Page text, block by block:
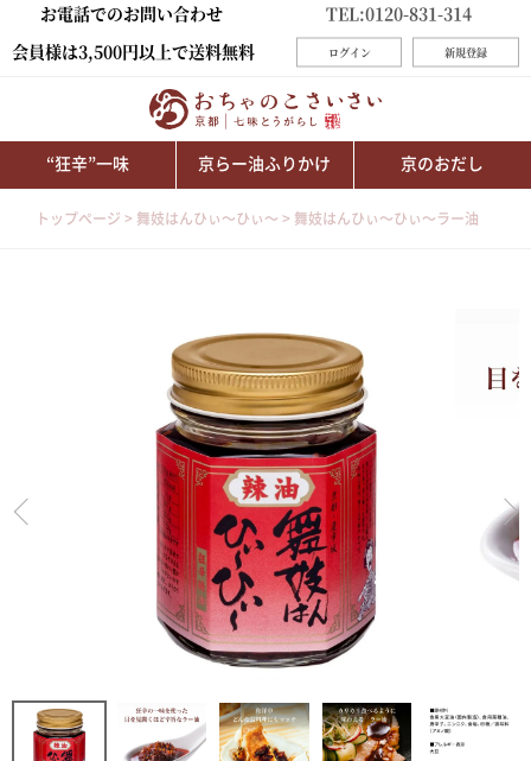
お電話でのお問い合わせ
TEL:0120-831-314
会員様は3,500円以上で送料無料
ログイン 新規登録
“狂辛”一味 京らー油ふりかけ 京のおだし
トップページ 舞妓はんひぃ～ひぃ～ 舞妓はんひぃ～ひぃ～ラー油